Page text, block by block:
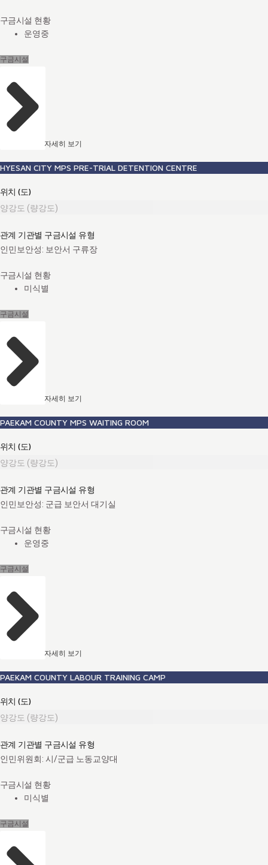
구금시설 현황
운영중
구금시설
자세히 보기
HYESAN CITY MPS PRE-TRIAL DETENTION CENTRE
위치 (도)
양강도 (량강도)
관계 기관별 구금시설 유형
인민보안성: 보안서 구류장
구금시설 현황
미식별
구금시설
자세히 보기
PAEKAM COUNTY MPS WAITING ROOM
위치 (도)
양강도 (량강도)
관계 기관별 구금시설 유형
인민보안성: 군급 보안서 대기실
구금시설 현황
운영중
구금시설
자세히 보기
PAEKAM COUNTY LABOUR TRAINING CAMP
위치 (도)
양강도 (량강도)
관계 기관별 구금시설 유형
인민위원회: 시/군급 노동교양대
구금시설 현황
미식별
구금시설